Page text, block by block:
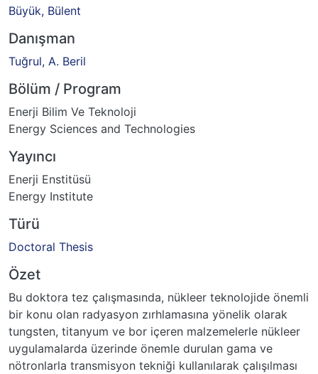
Büyük, Bülent
Danışman
Tuğrul, A. Beril
Bölüm / Program
Enerji Bilim Ve Teknoloji
Energy Sciences and Technologies
Yayıncı
Enerji Enstitüsü
Energy Institute
Türü
Doctoral Thesis
Özet
Bu doktora tez çalışmasında, nükleer teknolojide önemli
bir konu olan radyasyon zırhlamasına yönelik olarak
tungsten, titanyum ve bor içeren malzemelerle nükleer
uygulamalarda üzerinde önemle durulan gama ve
nötronlarla transmisyon tekniği kullanılarak çalışılması